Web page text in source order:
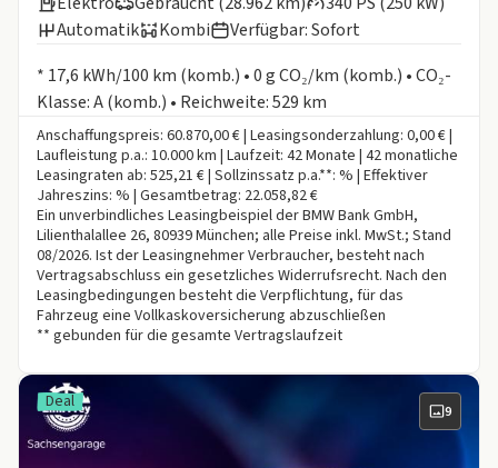
Automatik
Kombi
Verfügbar: Sofort
* 17,6 kWh/100 km (komb.) • 0 g CO₂/km (komb.) • CO₂-
Klasse: A (komb.) • Reichweite: 529 km
Anschaffungspreis: 60.870,00 € | Leasingsonderzahlung: 0,00 € |
Laufleistung p.a.: 10.000 km | Laufzeit: 42 Monate | 42 monatliche
Leasingraten ab: 525,21 € | Sollzinssatz p.a.**: % | Effektiver
Jahreszins: % | Gesamtbetrag: 22.058,82 €
Ein unverbindliches Leasingbeispiel der BMW Bank GmbH,
Lilienthalallee 26, 80939 München; alle Preise inkl. MwSt.; Stand
08/2026. Ist der Leasingnehmer Verbraucher, besteht nach
Vertragsabschluss ein gesetzliches Widerrufsrecht. Nach den
Leasingbedingungen besteht die Verpflichtung, für das
Fahrzeug eine Vollkaskoversicherung abzuschließen
** gebunden für die gesamte Vertragslaufzeit
9
Deal